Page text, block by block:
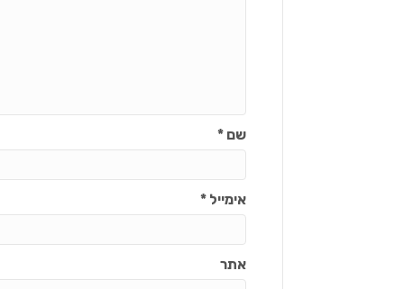
שם*
אימייל*
אתר